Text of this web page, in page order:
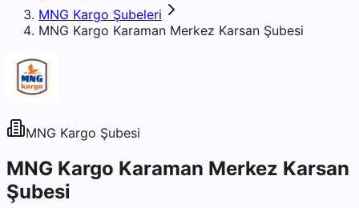
MNG Kargo Şubeleri
MNG Kargo Karaman Merkez Karsan Şubesi
MNG Kargo Şubesi
MNG Kargo Karaman Merkez Karsan
Şubesi